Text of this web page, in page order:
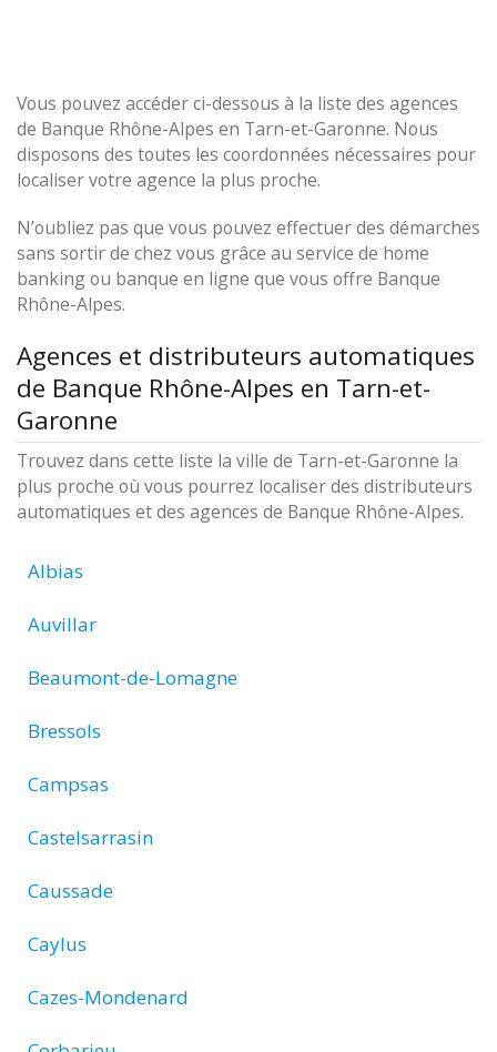
Vous pouvez accéder ci-dessous à la liste des agences
de Banque Rhône-Alpes en Tarn-et-Garonne. Nous
disposons des toutes les coordonnées nécessaires pour
localiser votre agence la plus proche.
N’oubliez pas que vous pouvez effectuer des démarches
sans sortir de chez vous grâce au service de home
banking ou banque en ligne que vous offre Banque
Rhône-Alpes.
Agences et distributeurs automatiques
de Banque Rhône-Alpes en Tarn-et-
Garonne
Trouvez dans cette liste la ville de Tarn-et-Garonne la
plus proche où vous pourrez localiser des distributeurs
automatiques et des agences de Banque Rhône-Alpes.
Albias
Auvillar
Beaumont-de-Lomagne
Bressols
Campsas
Castelsarrasin
Caussade
Caylus
Cazes-Mondenard